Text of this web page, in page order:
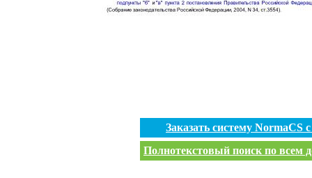
Заказать систему
Полнотекстовый поиск по всем